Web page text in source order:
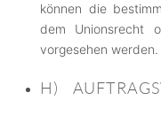
können die
dem Unionsrecht
vorgesehen werden.
H)